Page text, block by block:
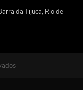
da Tijuca, Rio de